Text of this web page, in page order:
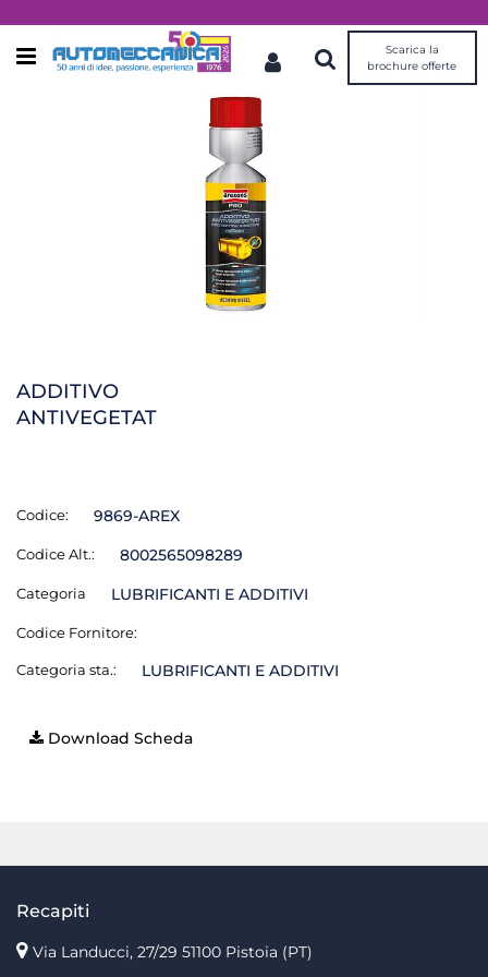
Open menu
Scarica la
brochure offerte
ADDITIVO
ANTIVEGETAT
Codice: 9869-AREX
Codice Alt.: 8002565098289
Categoria LUBRIFICANTI E ADDITIVI
Codice Fornitore:
Categoria sta.: LUBRIFICANTI E ADDITIVI
Download Scheda
Recapiti
Via Landucci, 27/29 51100 Pistoia (PT)